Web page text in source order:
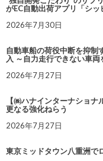
がEC自動出荷アプリ「シッ
2026年7月30日
自動車船の荷役中断を抑制
入 ～自力走行できない車
2026年7月27日
【㈱ハナインターナショ
更なる強化ねらう
2026年7月27日
東京ミッドタウン八重洲で